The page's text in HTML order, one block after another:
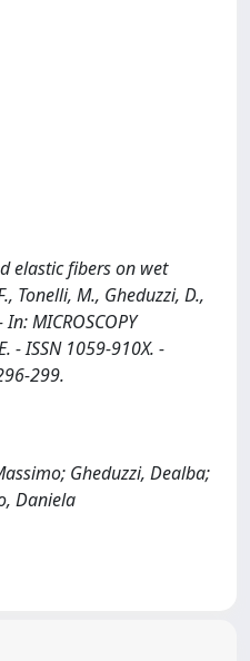
elastic fibers on wet
Tonelli, M., Gheduzzi, D.,
MICROSCOPY
- ISSN 1059-910X. -
299.
Gheduzzi, Dealba;
Daniela